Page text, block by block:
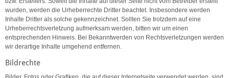
wurden, werden die Urheberrechte Dritter beachtet. Insbesondere werden
Inhalte Dritter als solche gekennzeichnet. Sollten Sie trotzdem auf eine
Urheberrechtsverletzung aufmerksam werden, bitten wir um einen
entsprechenden Hinweis. Bei Bekanntwerden von Rechtsverletzungen werden
wir derartige Inhalte umgehend entfernen.
Bildrechte